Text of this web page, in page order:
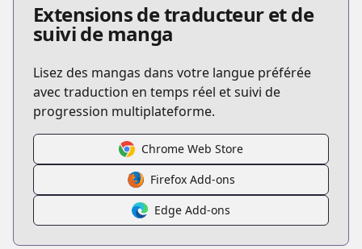
Extensions de traducteur et de
suivi de manga
Lisez des mangas dans votre langue préférée
avec traduction en temps réel et suivi de
progression multiplateforme.
Chrome Web Store
Firefox Add-ons
Edge Add-ons